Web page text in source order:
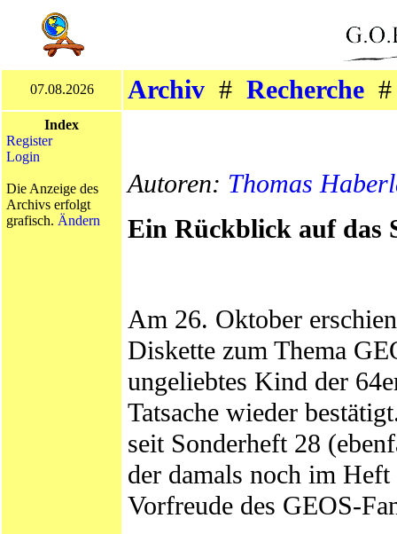
07.08.2026 Archiv # Recherche
Index
Register
Login
Die Anzeige des
Archivs erfolgt
grafisch. Ändern
Autoren: Thomas
Ein Rückblick auf das
Am 26. Oktober
Diskette zum Thema
ungeliebtes Kind der
Tatsache wieder
seit Sonderheft 28
der damals noch im
Vorfreude des GEOS-